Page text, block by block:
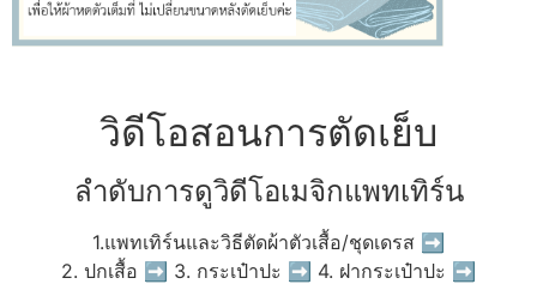
วิดีโอสอนการตัดเย็บ
ลำดับการดูวิดีโอเมจิกแพทเทิร์น
1.แพทเทิร์นและวิธีตัดผ้าตัวเสื้อ/ชุดเดรส ➡
2. ปกเสื้อ ➡ 3. กระเป๋าปะ ➡ 4. ฝากระเป๋าปะ ➡